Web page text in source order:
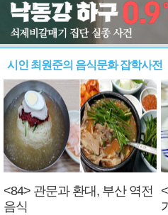
시인 최원준의 음식문화 잡학사전
<84> 관문과 환대, 부산 역전
음식